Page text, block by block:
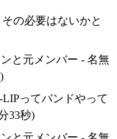
の必要はないかと
と元メンバー - 名無
ってバンドやって
33秒)